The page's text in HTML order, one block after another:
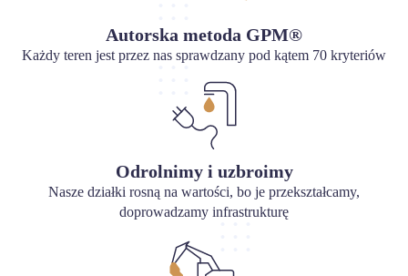
Autorska metoda GPM®
Każdy teren jest przez nas sprawdzany pod kątem 70 kryteriów
Odrolnimy i uzbroimy
Nasze działki rosną na wartości, bo je przekształcamy,
doprowadzamy infrastrukturę